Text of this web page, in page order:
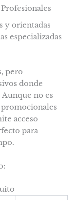
y orientadas
especializadas
pero
donde
no es
acceso
para